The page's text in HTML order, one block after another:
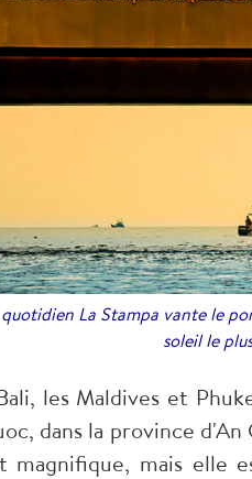
La Stampa vante le
soleil le
les Maldives et
dans la province
magnifique, mais elle